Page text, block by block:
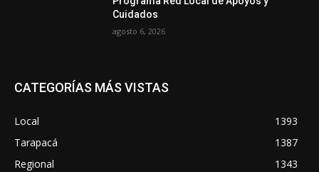
Cuidados
agosto 6, 2026
CATEGORÍAS MÁS VISTAS
Local
1393
Tarapacá
1387
Regional
1343